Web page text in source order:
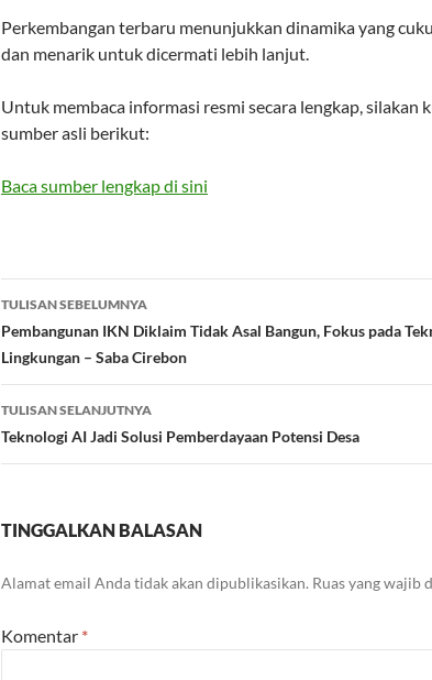
Perkembangan terbaru menunjukkan dinamika yang
dan menarik untuk dicermati lebih lanjut.
Untuk membaca informasi resmi secara lengkap, silakan
sumber asli berikut:
Baca sumber lengkap di sini
Navigasi
Tulisan
TULISAN SEBELUMNYA
Pembangunan IKN Diklaim Tidak Asal Bangun, Fokus pada
Lingkungan – Saba Cirebon
TULISAN SELANJUTNYA
Teknologi AI Jadi Solusi Pemberdayaan Potensi Desa
TINGGALKAN BALASAN
Alamat email Anda tidak akan dipublikasikan. Ruas yang wajib
Komentar *